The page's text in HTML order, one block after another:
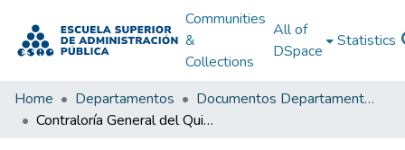
Communities
&
Collections
All of
DSpace
Statistics
Home Departamentos
Documentos Departamentales
Contraloría General del Quindío: Lotería del Quindío (informe de gestión 2001)